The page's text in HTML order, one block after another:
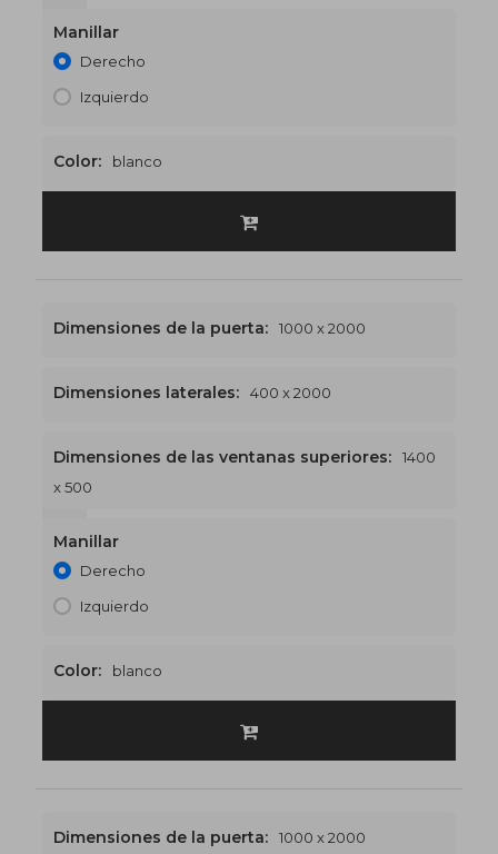
Manillar
Derecho
Izquierdo
Color: blanco
Dimensiones de la puerta: 1000 x 2000
Dimensiones laterales: 400 x 2000
Dimensiones de las ventanas superiores:
1400
x 500
Manillar
Derecho
Izquierdo
Color: blanco
Dimensiones de la puerta: 1000 x 2000